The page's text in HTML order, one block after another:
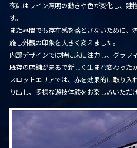
夜にはライン照明の動きや色が変化し、建
す。
また昼間でも存在感を落とさないために、
施し外観の印象を大きく変えました。
内部デザインでは特に床に注力し、グラフ
既存の店舗がまるで新しく生まれ変わった
スロットエリアでは、赤を効果的に取り入
り出し、多様な遊技体験をお楽しみいただけ